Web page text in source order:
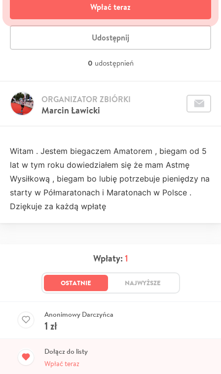
Wpłać teraz
Udostępnij
0 udostępnień
Marcin Ławicki
ORGANIZATOR ZBIÓRKI
Witam . Jestem biegaczem Amatorem , biegam od 5
lat w tym roku dowiedziałem się że mam Astmę
Wysiłkową , biegam bo lubię potrzebuje pieniędzy na
starty w Półmaratonach i Maratonach w Polsce .
Dziękuje za każdą wpłatę
Wpłaty: 1
OSTATNIE NAJWYŻSZE
Anonimowy Darczyńca
1 zł
Dołącz do listy
Wpłać teraz